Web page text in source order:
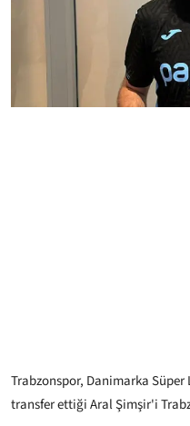
Trabzonspor, Danimarka
transfer ettiği Aral Şimşir'i